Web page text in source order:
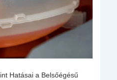
Hatásai a Belsőégésű